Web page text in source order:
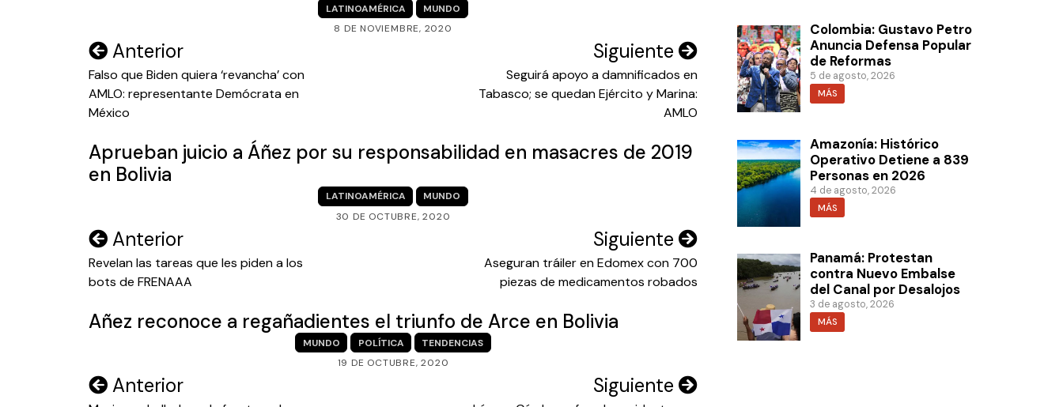
LATINOAMÉRICA
MUNDO
8 DE NOVIEMBRE, 2020
Navegación
de
entradas
Anterior
Falso que Biden quiera ‘revancha’ con
AMLO: representante Demócrata en
México
Siguiente
Seguirá apoyo a damnificados en
Tabasco; se quedan Ejército y Marina:
AMLO
Aprueban juicio a Áñez por su responsabilidad en masacres de 2019
en Bolivia
LATINOAMÉRICA
MUNDO
30 DE OCTUBRE, 2020
Navegación
de
Anterior
Revelan las tareas que les piden a los
bots de FRENAAA
Siguiente
Aseguran tráiler en Edomex con 700
piezas de medicamentos robados
Añez reconoce a regañadientes el triunfo de Arce en Bolivia
MUNDO POLÍTICA
TENDENCIAS
19 DE OCTUBRE, 2020
Navegación
Anterior Siguiente
Colombia: Gustavo Petro
Anuncia Defensa Popular
de Reformas
5 de agosto, 2026
MÁS
Amazonía: Histórico
Operativo Detiene a 839
Personas en 2026
4 de agosto, 2026
MÁS
Panamá: Protestan
contra Nuevo Embalse
del Canal por Desalojos
3 de agosto, 2026
MÁS